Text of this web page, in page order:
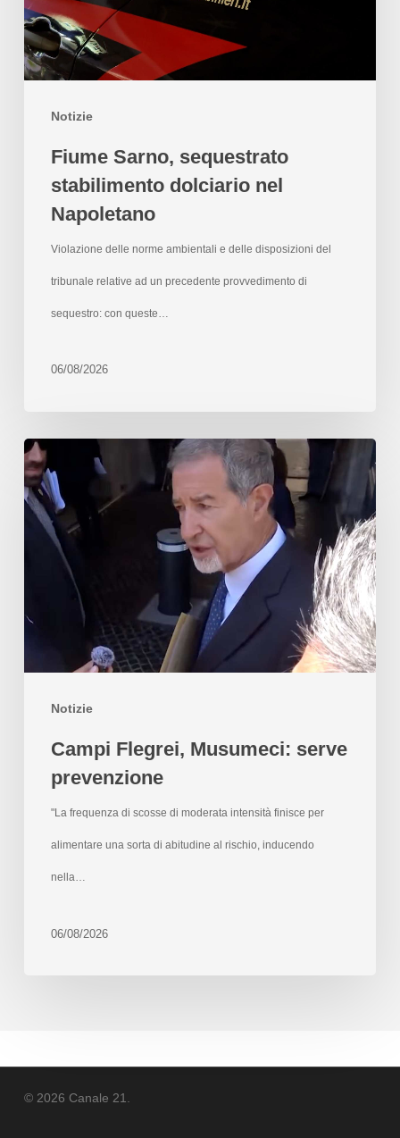
Notizie
Fiume Sarno, sequestrato
stabilimento dolciario nel
Napoletano
Violazione delle norme ambientali e delle disposizioni del
tribunale relative ad un precedente provvedimento di
sequestro: con queste…
06/08/2026
Notizie
Campi Flegrei, Musumeci: serve
prevenzione
"La frequenza di scosse di moderata intensità finisce per
alimentare una sorta di abitudine al rischio, inducendo
nella…
06/08/2026
© 2026 Canale 21.